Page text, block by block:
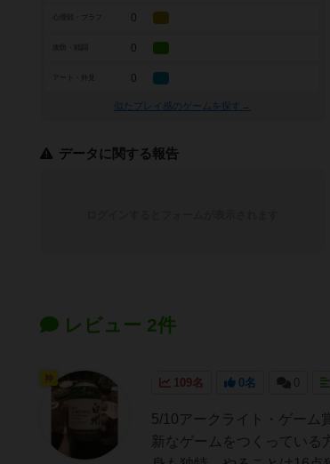
0
0
アート・外見 0
似たプレイ感のゲームを探す→
データに関する報告
レビュー 2件
109名 0名 0
5/10アークライト・ゲーム
新なゲームをつくっている